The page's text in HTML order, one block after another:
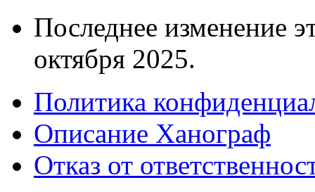
Последнее изменение
октября 2025.
Политика
Описание Ханограф
Отказ от